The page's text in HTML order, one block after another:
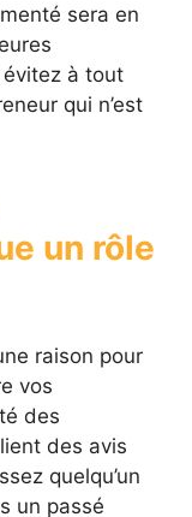
sera en
évitez à tout
qui n’est
un rôle
raison pour
vos
des
des avis
quelqu’un
un passé